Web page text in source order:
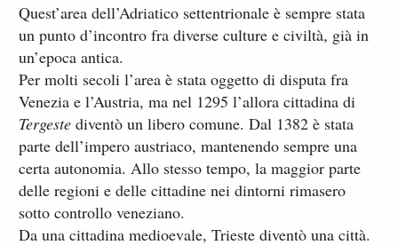
Quest’area dell’Adriatico settentrionale è sempre stata
un punto d’incontro fra diverse culture e civiltà, già in
un’epoca antica.
Per molti secoli l’area è stata oggetto di disputa fra
Venezia e l’Austria, ma nel 1295 l’allora cittadina di
Tergeste diventò un libero comune. Dal 1382 è stata
parte dell’impero austriaco, mantenendo sempre una
certa autonomia. Allo stesso tempo, la maggior parte
delle regioni e delle cittadine nei dintorni rimasero
sotto controllo veneziano.
Da una cittadina medioevale, Trieste diventò una città.